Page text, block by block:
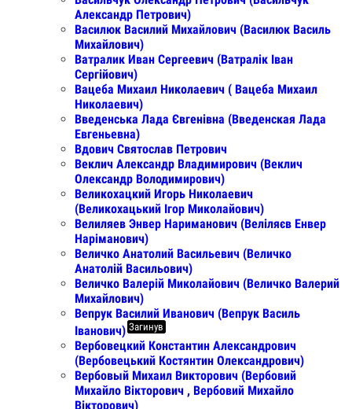
Александр Петрович)
Василюк Василий Михайлович (Василюк Василь
Михайлович)
Ватралик Иван Сергеевич (Ватралік Іван
Сергійович)
Вацеба Михаил Николаевич ( Вацеба Михаил
Николаевич)
Введенська Лада Євгенівна (Введенская Лада
Евгеньевна)
Вдович Святослав Петрович
Веклич Александр Владимирович (Веклич
Олександр Володимирович)
Великохацкий Игорь Николаевич
(Великохацький Ігор Миколайович)
Велиляев Энвер Нариманович (Веліляєв Енвер
Наріманович)
Величко Анатолий Васильевич (Величко
Анатолій Васильович)
Величко Валерій Миколайович (Величко Валерий
Михайлович)
Вепрук Василий Иванович (Вепрук Василь
Iванович) Загинув
Вербовецкий Константин Александрович
(Вербовецький Костянтин Олександрович)
Вербовый Михаил Викторович (Вербовий
Михайло Вікторович , Вербовий Михайло
Вікторович)